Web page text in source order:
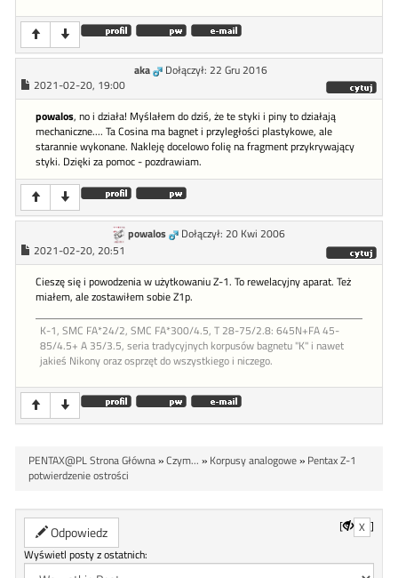
aka
Dołączył: 22 Gru 2016
2021-02-20, 19:00
powalos, no i działa! Myślałem do dziś, że te styki i piny to działają
mechaniczne.... Ta Cosina ma bagnet i przyległości plastykowe, ale
starannie wykonane. Nakleję docelowo folię na fragment przykrywający
styki. Dzięki za pomoc - pozdrawiam.
powalos
Dołączył: 20 Kwi 2006
2021-02-20, 20:51
Cieszę się i powodzenia w użytkowaniu Z-1. To rewelacyjny aparat. Też
miałem, ale zostawiłem sobie Z1p.
K-1, SMC FA*24/2, SMC FA*300/4.5, T 28-75/2.8: 645N+FA 45-
85/4.5+ A 35/3.5, seria tradycyjnych korpusów bagnetu "K" i nawet
jakieś Nikony oraz osprzęt do wszystkiego i niczego.
PENTAX@PL Strona Główna»Czym... » Korpusy analogowe» Pentax Z-1
potwierdzenie ostrości
Odpowiedz [ X ]
Wyświetl posty z ostatnich: